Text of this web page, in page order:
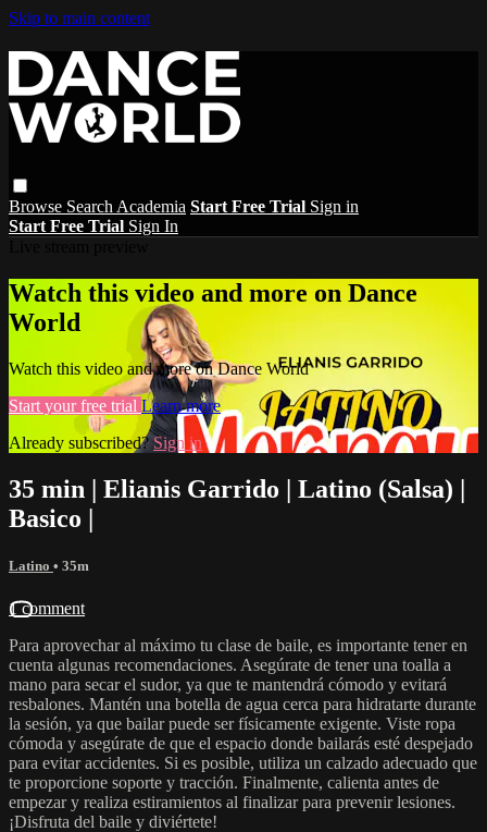
Skip to main content
Browse Search Academia Start Free Trial Sign in
Start Free Trial Sign In
Watch this video and more on Dance
World
Watch this video and more on Dance World
Start your free trial Learn more
Already subscribed?Sign in
35 min | Elianis Garrido | Latino (Salsa) |
Basico |
Latino • 35m
1 comment
Para aprovechar al máximo tu clase de baile, es importante tener en
cuenta algunas recomendaciones. Asegúrate de tener una toalla a
mano para secar el sudor, ya que te mantendrá cómodo y evitará
resbalones. Mantén una botella de agua cerca para hidratarte durante
la sesión, ya que bailar puede ser físicamente exigente. Viste ropa
cómoda y asegúrate de que el espacio donde bailarás esté despejado
para evitar accidentes. Si es posible, utiliza un calzado adecuado que
te proporcione soporte y tracción. Finalmente, calienta antes de
empezar y realiza estiramientos al finalizar para prevenir lesiones.
¡Disfruta del baile y diviértete!